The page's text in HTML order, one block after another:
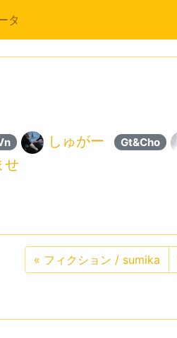
タ
しゅがー Gt&Cho
せ
« フィクション / sumika